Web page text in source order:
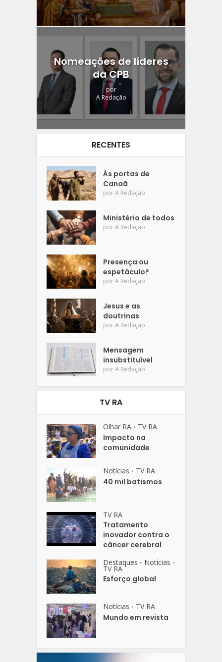
Nomeações de líderes
da CPB
por
A Redação
RECENTES
Às portas de
Canaã
porA Redação
Ministério de todos
porA Redação
Presença ou
espetáculo?
porA Redação
Jesus e as
doutrinas
porA Redação
Mensagem
insubstituível
porA Redação
TV RA
Olhar RA • TV RA
Impacto na
comunidade
Notícias • TV RA
40 mil batismos
TV RA
Tratamento
inovador contra o
câncer cerebral
Destaques • Notícias •
TV RA
Esforço global
Notícias • TV RA
Mundo em revista